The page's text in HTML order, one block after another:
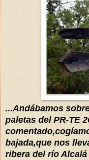
...Andábamos
paletas del PR-TE
bajada,que nos
ribera del río